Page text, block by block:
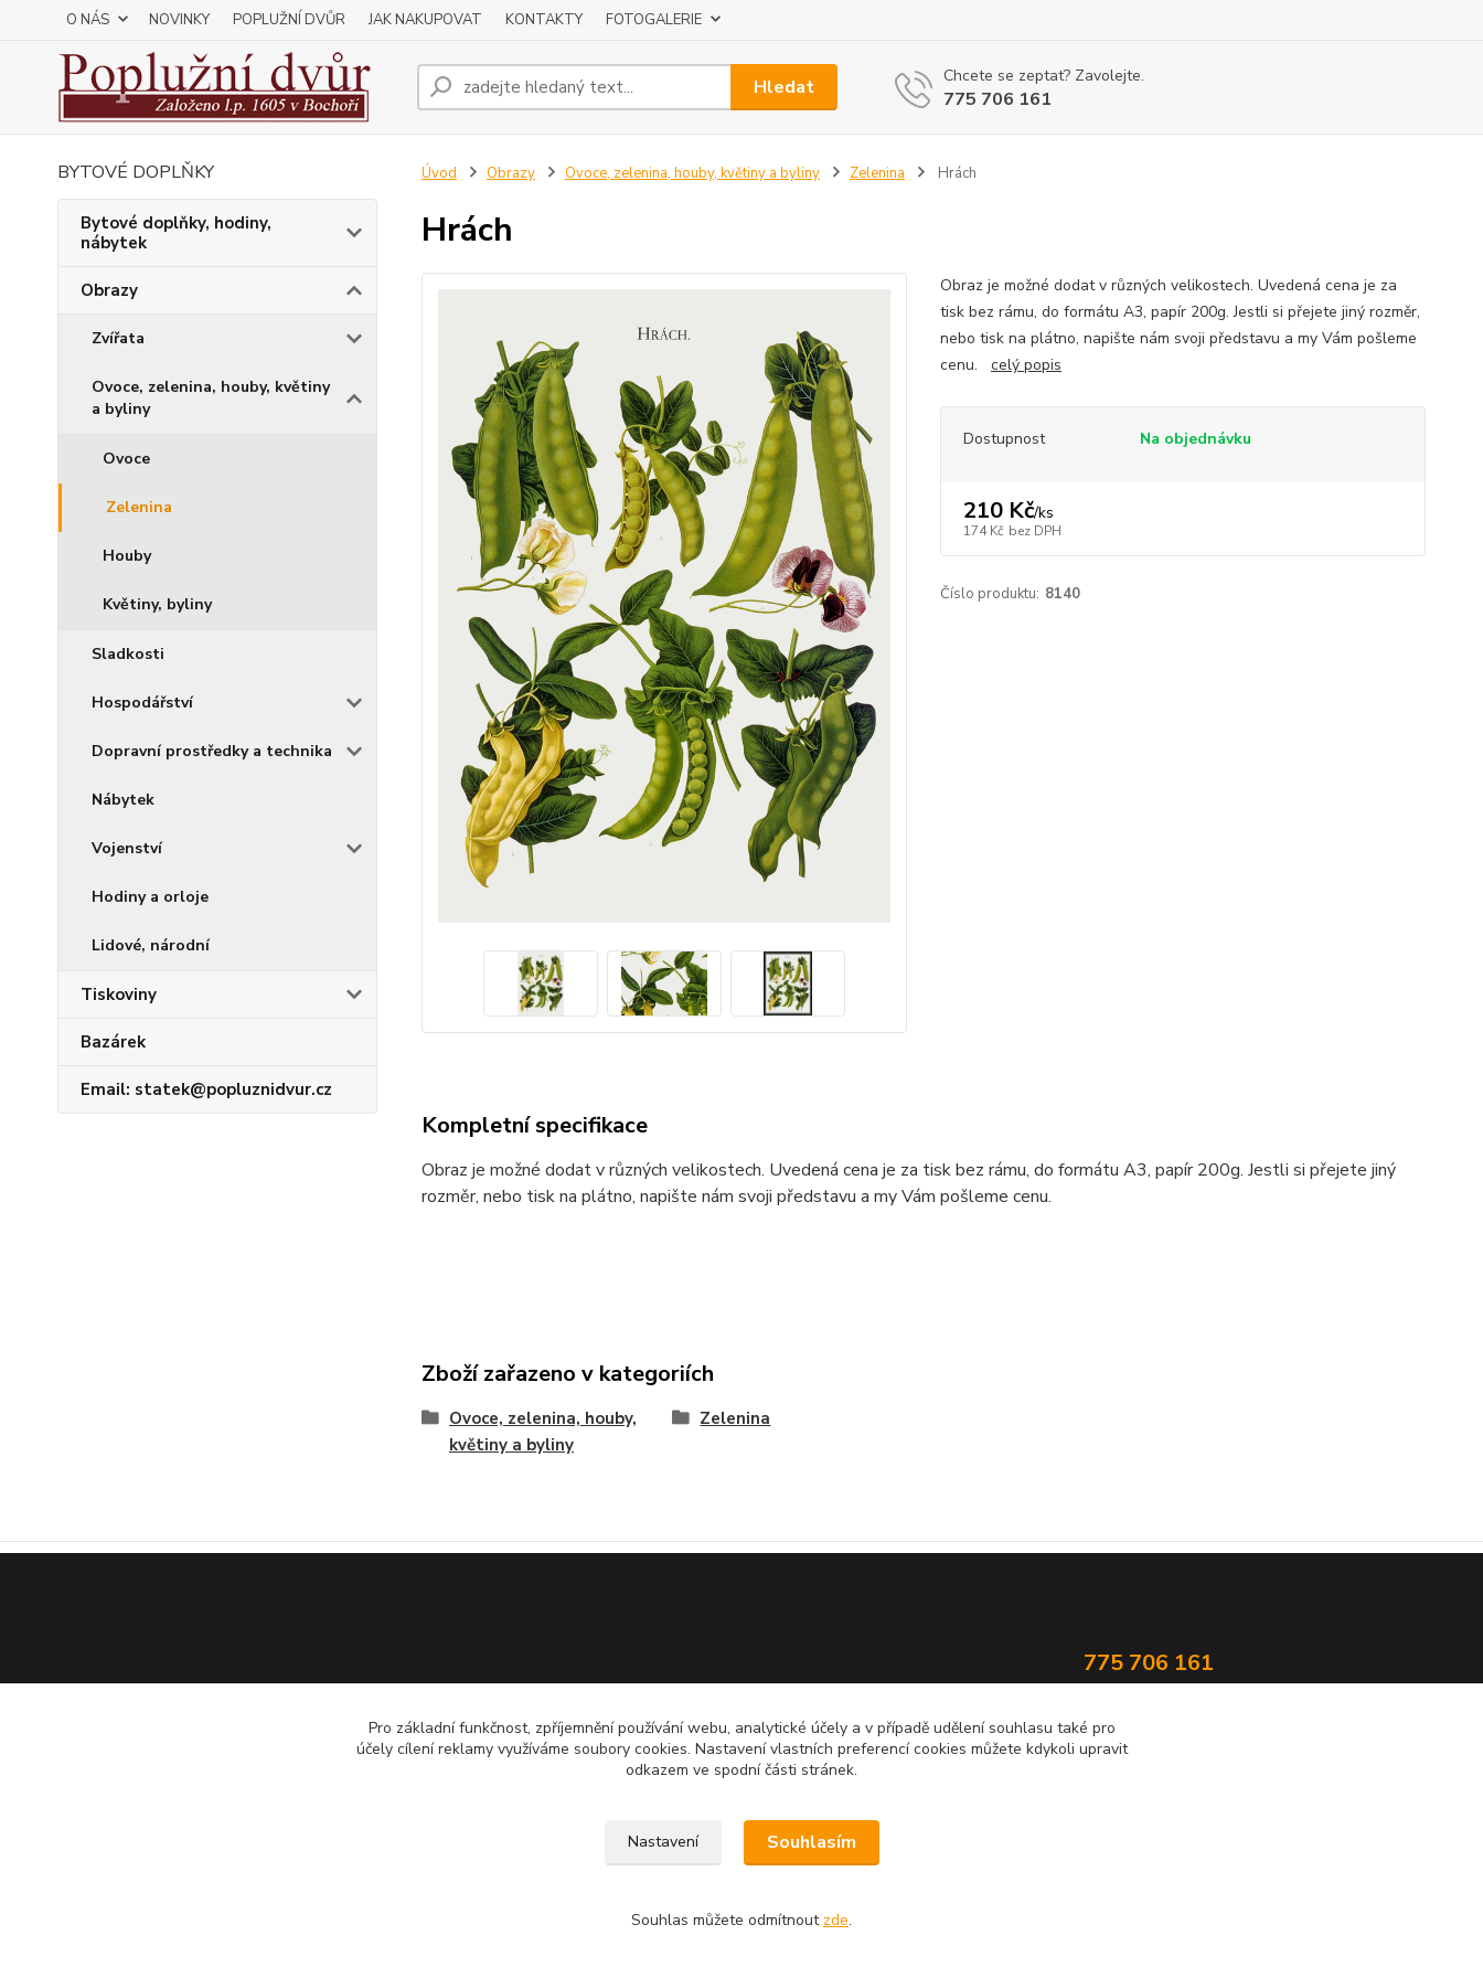
O NÁS NOVINKY POPLUŽNÍ DVŮR JAK NAKUPOVAT KONTAKTY FOTOGALERIE
Hledat Chcete se zeptat? Zavolejte.
775 706 161
BYTOVÉ DOPLŇKY
Bytové doplňky, hodiny,
nábytek
Obrazy
Zvířata
Ovoce, zelenina, houby, květiny
a byliny
Ovoce
Zelenina
Houby
Květiny, byliny
Sladkosti
Hospodářství
Dopravní prostředky a technika
Nábytek
Vojenství
Hodiny a orloje
Lidové, národní
Tiskoviny
Bazárek
Email: statek@popluznidvur.cz
Úvod Obrazy Ovoce, zelenina, houby, květiny a byliny Zelenina Hrách
Hrách
Obraz je možné dodat v různých velikostech. Uvedená cena je za
tisk bez rámu, do formátu A3, papír 200g. Jestli si přejete jiný rozměr,
nebo tisk na plátno, napište nám svoji představu a my Vám pošleme
cenu. celý popis
Dostupnost Na objednávku
210 Kč/ks
174 Kč bez DPH
Číslo produktu: 8140
Kompletní specifikace
Obraz je možné dodat v různých velikostech. Uvedená cena je za tisk bez rámu, do formátu A3, papír 200g. Jestli si přejete jiný
rozměr, nebo tisk na plátno, napište nám svoji představu a my Vám pošleme cenu.
Zboží zařazeno v kategoriích
Ovoce, zelenina, houby,
květiny a byliny
Zelenina
775 706 161
Pro základní funkčnost, zpříjemnění používání webu, analytické účely a v případě udělení souhlasu také pro
účely cílení reklamy využíváme soubory cookies. Nastavení vlastních preferencí cookies můžete kdykoli upravit
odkazem ve spodní části stránek.
Nastavení Souhlasím
Souhlas můžete odmítnout zde.